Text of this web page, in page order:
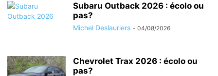
Subaru Outback 2026 : écolo ou
pas?
Michel Deslauriers - 04/08/2026
Chevrolet Trax 2026 : écolo ou
pas?